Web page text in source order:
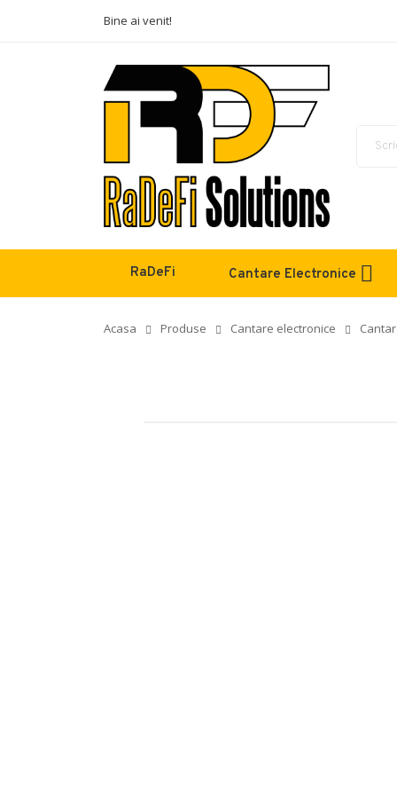
Bine ai venit!
RaDeFi Cantare Electronice
Acasa Produse Cantare electronice